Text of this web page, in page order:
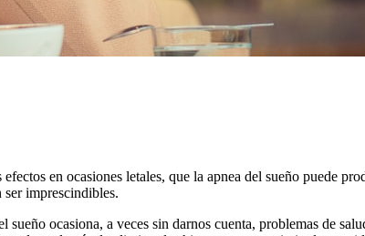
en ocasiones letales, que la apnea del sueño puede
ser imprescindibles.
sueño ocasiona, a veces sin darnos cuenta, problemas de